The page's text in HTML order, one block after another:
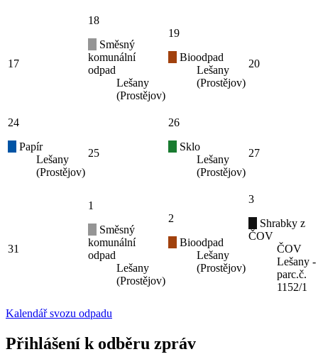
17
18
Směsný
komunální
odpad
Lešany
(Prostějov)
19
Bioodpad
Lešany
(Prostějov)
20
24
Papír
Lešany
(Prostějov)
25
26
Sklo
Lešany
(Prostějov)
27
31
1
Směsný
komunální
odpad
Lešany
(Prostějov)
2
Bioodpad
Lešany
(Prostějov)
3
Shrabky z
ČOV
ČOV
Lešany -
parc.č.
1152/1
Kalendář svozu odpadu
Přihlášení k odběru zpráv